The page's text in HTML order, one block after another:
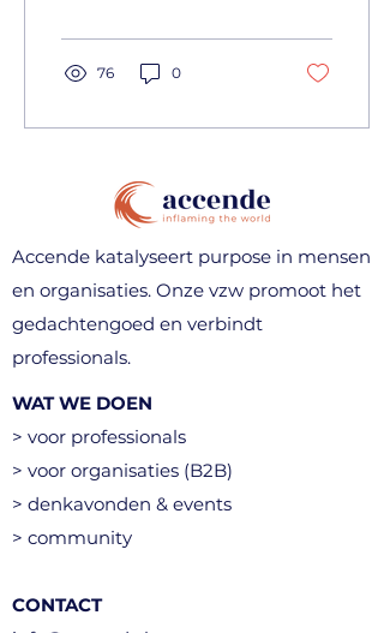
76 0
Accende katalyseert purpose in mensen
en organisaties. Onze vzw promoot het
gedachtengoed en verbindt
professionals.
WAT WE DOEN
> voor professionals
> voor organisaties (B2B)
> denkavonden & events
> community
CONTACT